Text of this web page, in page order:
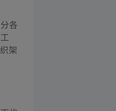
各
架